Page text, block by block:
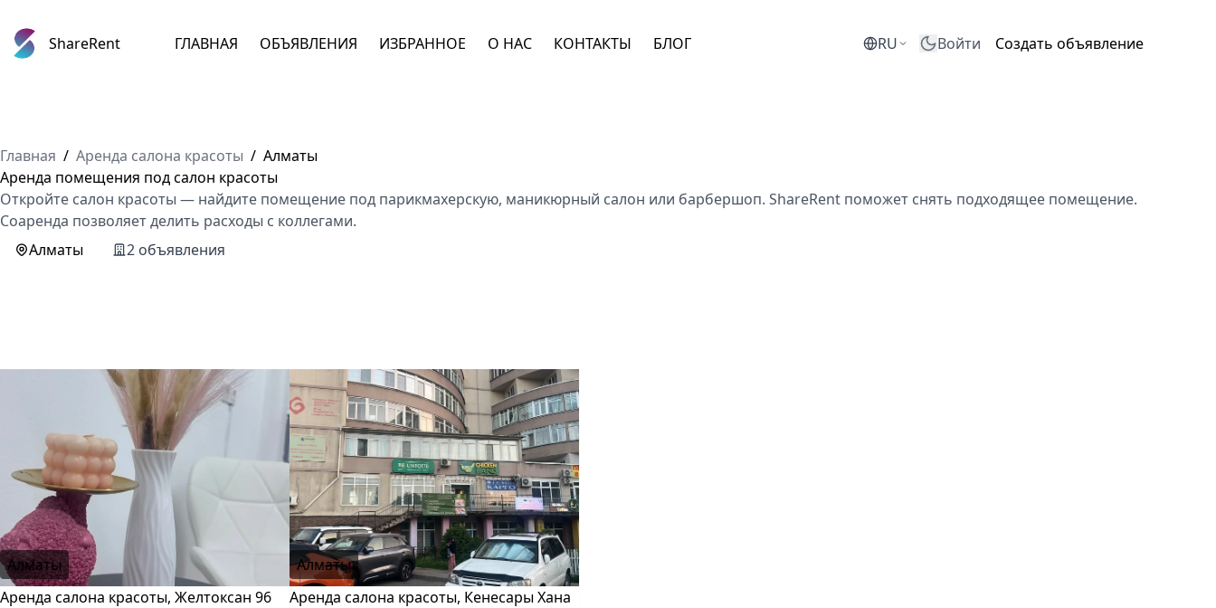
ShareRent ГЛАВНАЯ ОБЪЯВЛЕНИЯ ИЗБРАННОЕ О НАС КОНТАКТЫ БЛОГ RU Войти Создать объявление
Главная / Аренда салона красоты / Алматы
Аренда помещения под салон красоты
Откройте салон красоты — найдите помещение под парикмахерскую, маникюрный салон или барбершоп. ShareRent поможет снять подходящее помещение.
Соаренда позволяет делить расходы с коллегами.
Алматы
2 объявления
Алматы
Аренда салона красоты, Желтоксан 96
Алматы
Аренда салона красоты, Кенесары Хана